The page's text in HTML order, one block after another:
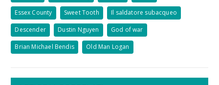
Essex County Sweet Tooth Il saldatore subacqueo
Descender Dustin Nguyen God of war
Brian Michael Bendis Old Man Logan